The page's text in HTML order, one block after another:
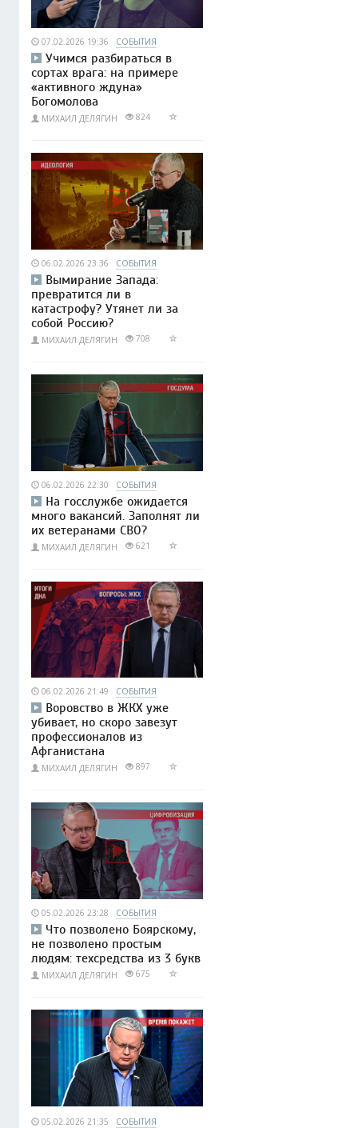
07.02.2026 19:36 СОБЫТИЯ
Учимся разбираться в
сортах врага: на примере
«активного ждуна»
Богомолова
МИХАИЛ ДЕЛЯГИН 824
06.02.2026 23:36 СОБЫТИЯ
Вымирание Запада:
превратится ли в
катастрофу? Утянет ли за
собой Россию?
МИХАИЛ ДЕЛЯГИН 708
06.02.2026 22:30 СОБЫТИЯ
На госслужбе ожидается
много вакансий. Заполнят ли
их ветеранами СВО?
МИХАИЛ ДЕЛЯГИН 621
06.02.2026 21:49 СОБЫТИЯ
Воровство в ЖКХ уже
убивает, но скоро завезут
профессионалов из
Афганистана
МИХАИЛ ДЕЛЯГИН 897
05.02.2026 23:28 СОБЫТИЯ
Что позволено Боярскому,
не позволено простым
людям: техсредства из 3 букв
МИХАИЛ ДЕЛЯГИН 675
05.02.2026 21:35 СОБЫТИЯ